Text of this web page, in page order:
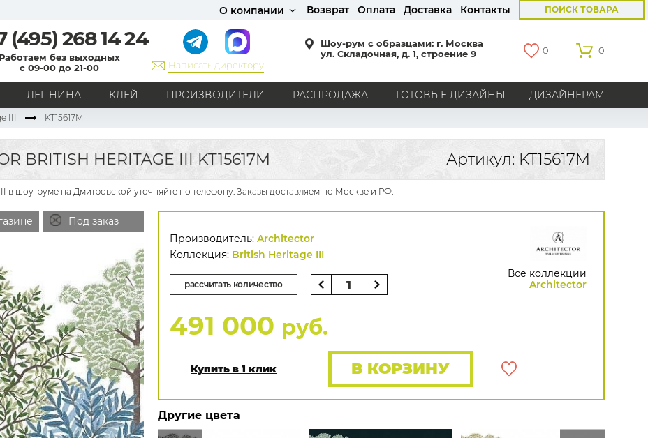
О компании Возврат Оплата Доставка Контакты ПОИСК ТОВАРА
(495) 268 14 24
Работаем без выходных
с 09-00 до 21-00
Написать директору
Шоу-рум с образцами: г. Москва
ул. Складочная, д. 1, строение 9
0 0
ЛЕПНИНА КЛЕЙ ПРОИЗВОДИТЕЛИ РАСПРОДАЖА ГОТОВЫЕ ДИЗАЙНЫ ДИЗАЙНЕРАМ
СТИЛЬ
Кантри
Модерн Прованс Хай-тек
Лофт
Классика
Английский стиль
Америка
Англия Бельгия
Германия
Голландия
Россия Все страны
РИСУНОК
Граффити
Карта мира
Под кирпич
С надписями
Однотонные
Геометрический рисунок
Цветы
Дамаск
В клетку
В полоску Все рисунки
БРЕНДЫ
York
Bernardo Bartalucci
Zambaiti
AS Creation
Hygge Roll
Luna
ПОКАЗАТЬ ВСЕ ОБОИ
III KT15617M
BRITISH HERITAGE III KT15617M Артикул: KT15617M
в шоу-руме на Дмитровской уточняйте по телефону. Заказы доставляем по Москве и РФ.
Под заказ
Все коллекции
Architector
Производитель: Architector
Коллекция: British Heritage III
рассчитать количество
491 000 руб.
Купить в 1 клик В КОРЗИНУ
Другие цвета